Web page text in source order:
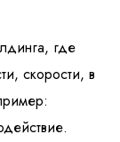
где
скорости, в